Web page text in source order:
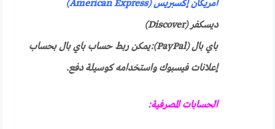
أمريكان إكسبريس (American Express)
ديسكفر (Discover)
باي بال (PayPal):
يمكن ربط حساب باي بال بحساب
إعلانات فيسبوك واستخدامه كوسيلة دفع.
الحسابات المصرفية: